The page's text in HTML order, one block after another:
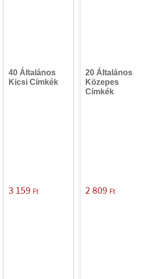
40 Általános
Kicsi Címkék
3 159 Ft
20 Általános
Közepes
Címkék
2 809 Ft